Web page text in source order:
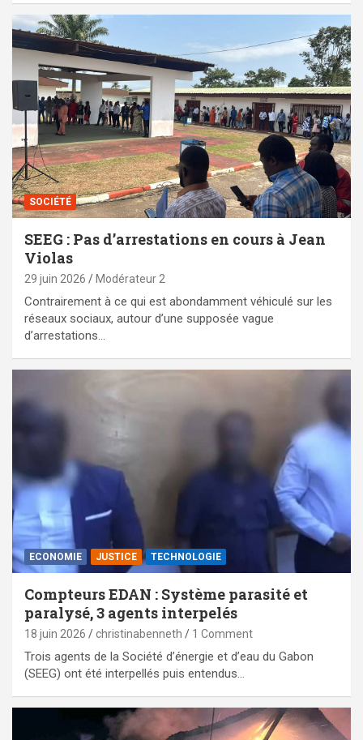
SOCIÉTÉ
SEEG : Pas d’arrestations en cours à Jean
Violas
29 juin 2026 Modérateur 2
Contrairement à ce qui est abondamment véhiculé sur les
réseaux sociaux, autour d’une supposée vague
d’arrestations…
ECONOMIE JUSTICE TECHNOLOGIE
Compteurs EDAN : Système parasité et
paralysé, 3 agents interpelés
18 juin 2026 christinabenneth 1 Comment
Trois agents de la Société d’énergie et d’eau du Gabon
(SEEG) ont été interpellés puis entendus…